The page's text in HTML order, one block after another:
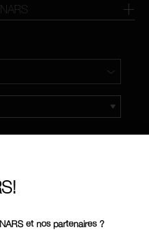
et nos partenaires ?